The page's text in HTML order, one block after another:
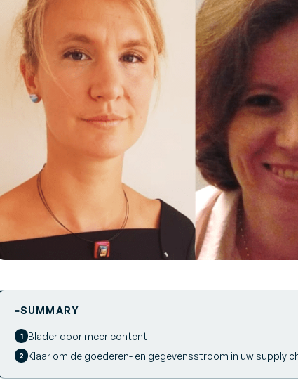
SUMMARY
Blader door meer content
Klaar om de goederen- en gegevensstroom in uw supply